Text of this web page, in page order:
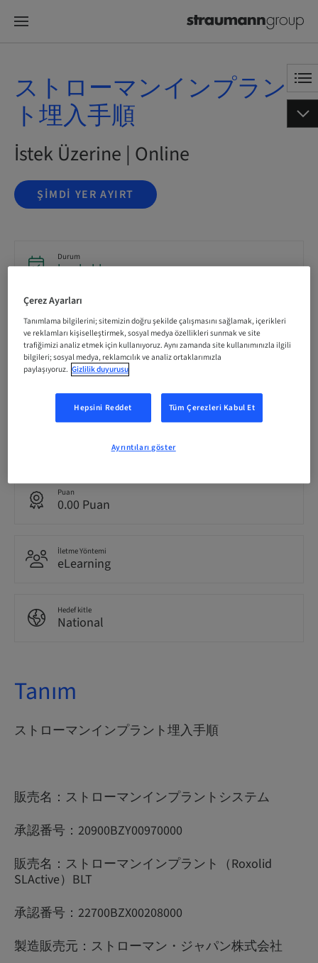
ストローマンインプラン
ト埋入手順
İstek Üzerine | Online
ŞIMDI YER AYIRT
Durum
bookable
Kayıt Son Tarihi
31. Ara 2026 (UTC+9)
Katılımcı başına Ücret (yerel vergiler geçerlidir)
Puan
0.00 Puan
İletme Yöntemi
eLearning
Hedef kitle
National
Tanım
ストローマンインプラント埋入手順
販売名：ストローマンインプラントシステム
承認番号：20900BZY00970000
販売名：ストローマンインプラント（Roxolid
SLActive）BLT
承認番号：22700BZX00208000
製造販売元：ストローマン・ジャパン株式会社
Çerez Ayarları
Tanımlama bilgilerini; sitemizin doğru şekilde çalışmasını sağlamak, içerikleri
ve reklamları kişiselleştirmek, sosyal medya özellikleri sunmak ve site
trafiğimizi analiz etmek için kullanıyoruz. Aynı zamanda site kullanımınızla ilgili
bilgileri; sosyal medya, reklamcılık ve analiz ortaklarımızla
paylaşıyoruz. Gizlilik duyurusu
Hepsini Reddet Tüm Çerezleri Kabul Et
Ayrıntıları göster